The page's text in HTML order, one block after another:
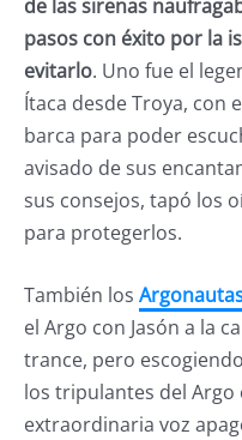
de las sirenas
pasos con éxito por la
evitarlo. Uno fue el
Ítaca desde Troya, con
barca para poder
avisado de sus
sus consejos, tapó los
para protegerlos.
También los
el Argo con Jasón a la
trance, pero
los tripulantes del Argo
extraordinaria voz